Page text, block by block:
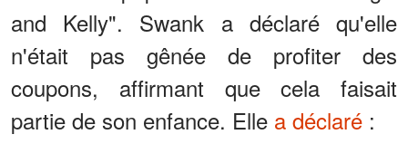
and Kelly". Swank a déclaré qu'elle
n'était pas gênée de profiter des
coupons, affirmant que cela faisait
partie de son enfance. Elle a déclaré :